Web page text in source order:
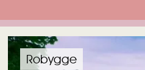
Robygge
Robygge